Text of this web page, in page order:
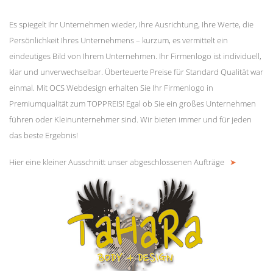
Es spiegelt Ihr Unternehmen wieder, Ihre Ausrichtung, Ihre Werte, die
Persönlichkeit Ihres Unternehmens – kurzum, es vermittelt ein
eindeutiges Bild von Ihrem Unternehmen. Ihr Firmenlogo ist individuell,
klar und unverwechselbar. Überteuerte Preise für Standard Qualität war
einmal. Mit OCS Webdesign erhalten Sie Ihr Firmenlogo in
Premiumqualität zum TOPPREIS! Egal ob Sie ein großes Unternehmen
führen oder Kleinunternehmer sind. Wir bieten immer und für jeden
das beste Ergebnis!
Hier eine kleiner Ausschnitt unser abgeschlossenen Aufträge ➤